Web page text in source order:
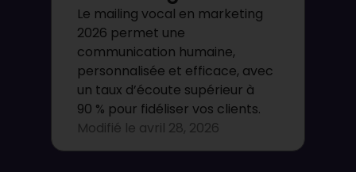
Le mailing vocal en marketing
2026 permet une
communication humaine,
personnalisée et efficace, avec
un taux d’écoute supérieur à
90 % pour fidéliser vos clients.
Modifié le avril 28, 2026